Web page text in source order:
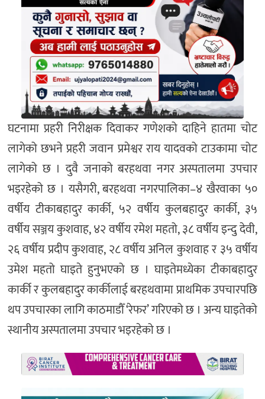
घटनामा प्रहरी निरीक्षक दिवाकर गणेशको दाहिने हातमा चोट
लागेको छभने प्रहरी जवान प्रमेश्वर राय यादवको टाउकामा चोट
लागेको छ । दुवै जनाको बरहथवा नगर अस्पतालमा उपचार
भइरहेको छ । यसैगरी, बरहथवा नगरपालिका–४ खैरवाका ५०
वर्षीय टीकाबहादुर कार्की, ५२ वर्षीय कुलबहादुर कार्की, ३५
वर्षीय सञ्जय कुशवाह, ४२ वर्षीय रमेश महतो, ३८ वर्षीय इन्दु देवी,
२६ वर्षीय प्रदीप कुशवाह, २८ वर्षीय अनिल कुशवाह र ३५ वर्षीय
उमेश महतो घाइते हुनुभएको छ । घाइतेमध्येका टीकाबहादुर
कार्की र कुलबहादुर कार्कीलाई बरहथवामा प्राथमिक उपचारपछि
थप उपचारका लागि काठमाडौँ ‘रेफर’ गरिएको छ । अन्य घाइतेको
स्थानीय अस्पतालमा उपचार भइरहेको छ ।